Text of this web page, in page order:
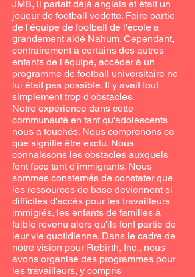
JMB, il parlait déjà anglais et était un
joueur de football vedette. Faire partie
de l'équipe de football de l'école a
grandement aidé Nahum. Cependant,
contrairement à certains des autres
enfants de l'équipe, accéder à un
programme de football universitaire ne
lui était pas possible. Il y avait tout
simplement trop d'obstacles.
Notre expérience dans cette
communauté en tant qu'adolescents
nous a touchés. Nous comprenons ce
que signifie être exclu. Nous
connaissons les obstacles auxquels
font face tant d'immigrants. Nous
sommes consternés de constater que
les ressources de base deviennent si
difficiles d'accès pour les travailleurs
immigrés, les enfants de familles à
faible revenu alors qu'ils font partie de
leur vie quotidienne. Dans le cadre de
notre vision pour Rebirth, Inc., nous
avons organisé des programmes pour
les travailleurs, y compris